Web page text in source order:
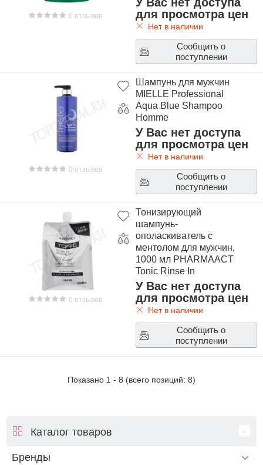
0 отзывов
для просмотра цен
Нет в наличии
Сообщить о
поступлении
0 отзывов
Шампунь для мужчин
MIELLE Professional
Aqua Blue Shampoo
Homme
У Вас нет доступа
для просмотра цен
Нет в наличии
Сообщить о
поступлении
0 отзывов
Тонизирующий
шампунь-
ополаскиватель с
ментолом для мужчин,
1000 мл PHARMAACT
Tonic Rinse In
Shampoo Infused with
Cool Mentol 1000ml
У Вас нет доступа
для просмотра цен
Нет в наличии
Сообщить о
поступлении
Показано 1 - 8 (всего позиций: 8)
Каталог товаров
Бренды